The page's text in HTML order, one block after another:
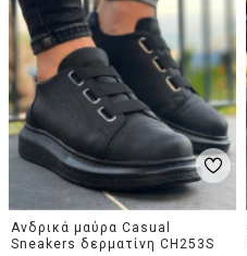
Ανδρικά μαύρα Casual
Sneakers δερματίνη CH253S